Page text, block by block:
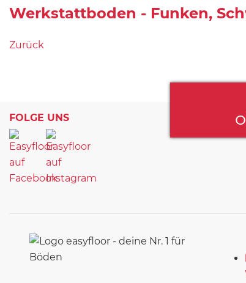
Werkstattboden - Funken,
Zurück
FOLGE UNS